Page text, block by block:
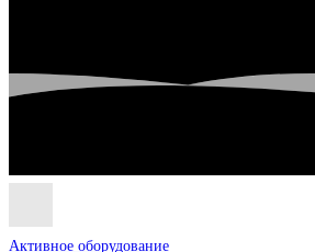
Активное оборудование